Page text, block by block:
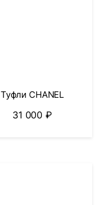
Туфли CHANEL
31 000₽